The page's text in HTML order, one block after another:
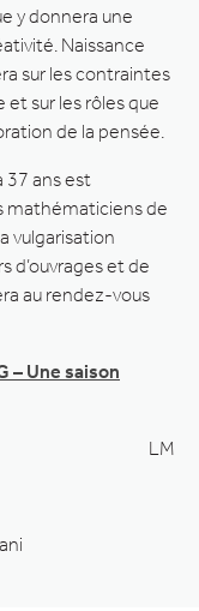
y donnera une
Naissance
sur les contraintes
et sur les rôles que
de la pensée.
37 ans est
mathématiciens de
vulgarisation
d’ouvrages et de
au rendez-vous
– Une saison
LM